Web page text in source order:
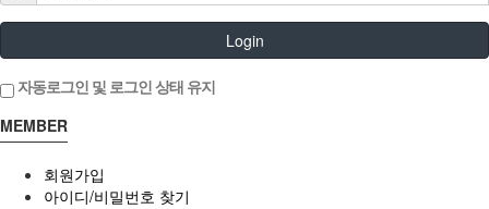
Login
자동로그인 및 로그인 상태 유지
MEMBER
회원가입
아이디/비밀번호 찾기